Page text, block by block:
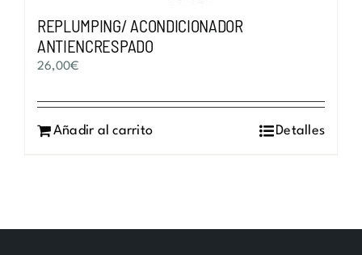
REPLUMPING/ ACONDICIONADOR
ANTIENCRESPADO
26,00€
Añadir al carrito Detalles